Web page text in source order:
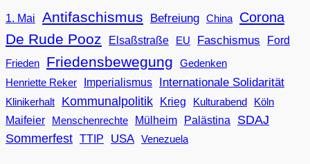
1. Mai Antifaschismus Befreiung China Corona
De Rude Pooz Elsaßstraße EU Faschismus
Ford
Frieden
Friedensbewegung
Gedenken
Henriette Reker
Imperialismus Internationale Solidarität
Klinikerhalt Kommunalpolitik Krieg Kulturabend
Köln
Maifeier
Menschenrechte Mülheim Palästina
SDAJ
Sommerfest TTIP USA Venezuela